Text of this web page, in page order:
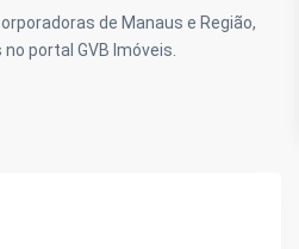
de Manaus e Região,
portal GVB Imóveis.